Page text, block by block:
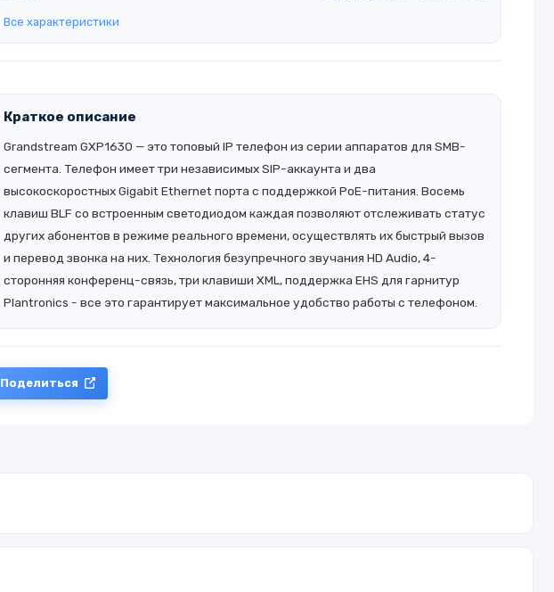
Все характеристики
Краткое описание
Grandstream GXP1630 — это топовый IP телефон из серии аппаратов для SMB-
сегмента. Телефон имеет три независимых SIP-аккаунта и два
высокоскоростных Gigabit Ethernet порта с поддержкой PoE-питания. Восемь
клавиш BLF со встроенным светодиодом каждая позволяют отслеживать статус
других абонентов в режиме реального времени, осуществлять их быстрый вызов
и перевод звонка на них. Технология безупречного звучания HD Audio, 4-
сторонняя конференц-связь, три клавиши XML, поддержка EHS для гарнитур
Plantronics - все это гарантирует максимальное удобство работы с телефоном.
Поделиться